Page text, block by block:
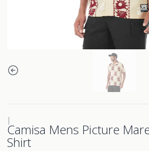
|
Camisa Mens Picture
Shirt